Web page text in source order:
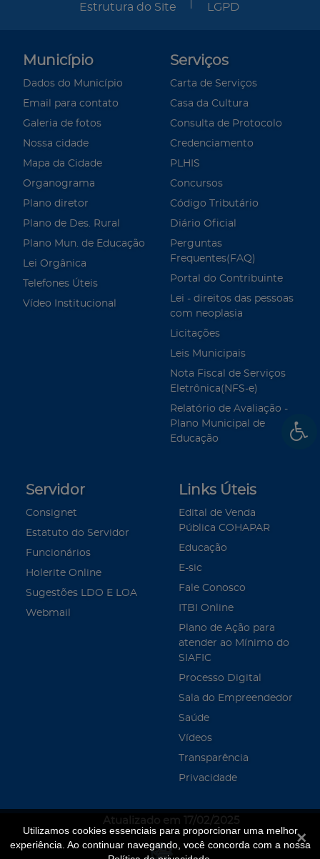
Utilizamos cookies essenciais para proporcionar uma melhor
experiência. Ao continuar navegando, você concorda com a nossa
Estrutura do Site LGPD
Município
Dados do Município
Email para contato
Galeria de fotos
Nossa cidade
Mapa da Cidade
Organograma
Plano diretor
Plano de Des. Rural
Plano Mun. de Educação
Lei Orgânica
Telefones Úteis
Vídeo Institucional
Serviços
Carta de Serviços
Casa da Cultura
Consulta de Protocolo
Credenciamento
PLHIS
Concursos
Código Tributário
Diário Oficial
Perguntas
Frequentes(FAQ)
Portal do Contribuinte
Lei - direitos das pessoas
com neoplasia
Licitações
Leis Municipais
Nota Fiscal de Serviços
Eletrônica(NFS-e)
Relatório de Avaliação -
Plano Municipal de
Educação
Servidor
Consignet
Estatuto do Servidor
Funcionários
Holerite Online
Sugestões LDO E LOA
Webmail
Links Úteis
Edital de Venda
Pública COHAPAR
Educação
E-sic
Fale Conosco
ITBI Online
Plano de Ação para
atender ao Mínimo do
SIAFIC
Processo Digital
Sala do Empreendedor
Saúde
Vídeos
Transparência
Privacidade
Atualizado em 17/02/2025